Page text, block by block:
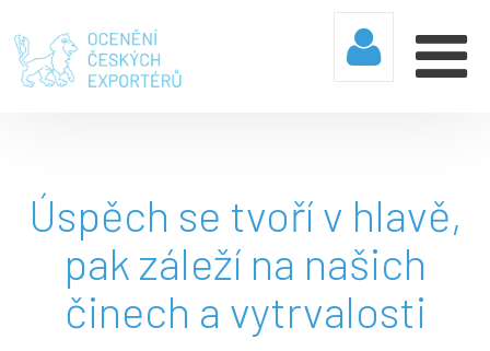
Úspěch se tvoří v hlavě,
pak záleží na našich
činech a vytrvalosti